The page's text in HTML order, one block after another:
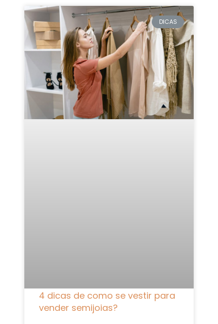
DICAS
4 dicas de como se vestir para
vender semijoias?